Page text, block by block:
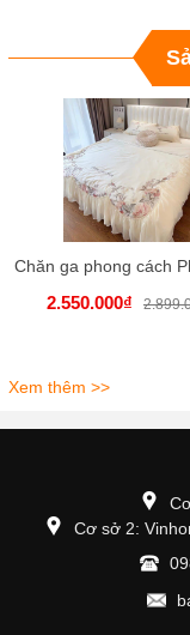
2.550.000₫
Xem thêm >>
Cơ sở 2: